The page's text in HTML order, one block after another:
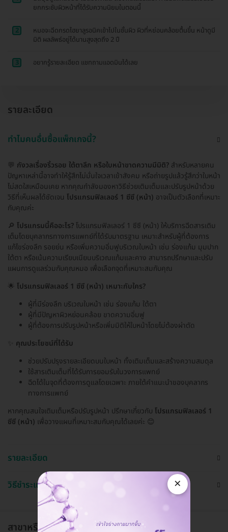
ยกกระชับผิวหน้าที่ได้รับความนิยมในตอนนี้
2
หมอจะฉีดกรดไฮยาลูรอนิคเข้าไปในชั้นผิว ผิวที่หย่อนคล้อยตื้นขึ้น หน้าดูมี
มิติ ผลลัพธ์อยู่ได้นานสูงสุดถึง 2 ปี
3 อยากรู้รายละเอียด แชทถามแอดมินได้เลย
รายละเอียด
ทำไมคนอื่นซื้อแพ็กเกจนี้?
💬 กังวลเรื่องริ้วรอย ใต้ตาลึก หรือใบหน้าขาดความมีมิติ? สำหรับหลายคน
ปัญหาเหล่านี้อาจทำให้รู้สึกไม่มั่นใจเวลาเข้าสังคม หรือถ่ายรูปแล้วรู้สึกว่าใบหน้า
ไม่สดใสเหมือนเคย หากคุณกำลังมองหาวิธีช่วยเติมเต็มและปรับรูปหน้าด้วย
วิธีที่เห็นผลได้ชัดเจน โปรแกรมฟิลเลอร์ 1 ซีซี (หน้า) อาจเป็นตัวเลือกที่เหมาะ
กับคุณค่ะ
🔎 โปรแกรมนี้คืออะไร? โปรแกรมฟิลเลอร์ 1 ซีซี (หน้า) ให้บริการฉีดสารเติม
เต็มโดยบุคลากรทางการแพทย์ที่ได้รับมาตรฐาน เหมาะสำหรับผู้ที่ต้องการ
แก้ไขร่องลึก รอยย่น หรือเพิ่มความอิ่มฟูบริเวณใบหน้า เช่น ร่องแก้ม มุมปาก
ใต้ตา หรือเน้นความเรียบเนียนบริเวณแก้มและคาง สามารถปรึกษาและปรับ
แผนการดูแลร่วมกับคุณหมอ เพื่อเลือกจุดที่เหมาะสมกับคุณ
🌟 โปรแกรมฟิลเลอร์ 1 ซีซี (หน้า) เหมาะกับใคร?
ผู้ที่มีร่องลึก บริเวณใบหน้า เช่น ร่องแก้ม ใต้ตา
ผู้ที่มีปัญหาผิวหย่อนคล้อย ขาดความอิ่มฟู
ผู้ที่ต้องการปรับรูปหน้าหรือเพิ่มมิติให้ใบหน้าโดยไม่ต้องผ่าตัด
คุณประโยชน์ที่ได้รับ
ช่วยปรับปรุงรายละเอียดบนใบหน้า ทั้งเติมเต็มและสร้างความสมดุล
ใช้สารเติมเต็มที่ได้รับการยอมรับในวงการแพทย์
ฉีดได้ในจุดที่ต้องการดูแลโดยเฉพาะ ภายใต้คำแนะนำของบุคลากร
ทางการแพทย์
หากคุณสนใจเติมเต็มหรือปรับรูปหน้า ปรึกษาเกี่ยวกับ โปรแกรมฟิลเลอร์ 1
ซีซี (หน้า) เพื่อวางแผนที่เหมาะสมกับคุณได้เลยค่ะ 😊
รายละเอียด
วิธีชำระและใช้งาน
สาขาหรือแผนกที่ให้บริการ
×